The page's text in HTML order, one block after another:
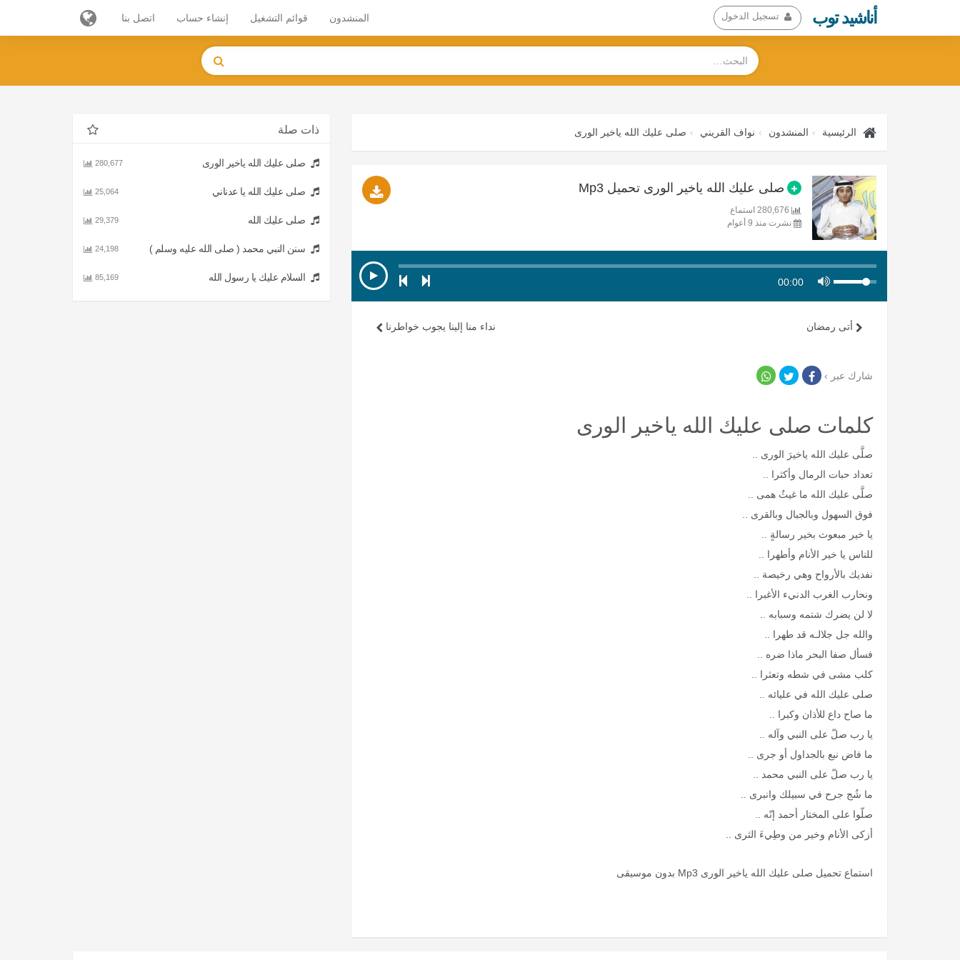
أناشيد توب تسجيل الدخول المنشدون قوائم التشغيل إنشاء حساب اتصل بنا
الرئيسية المنشدون نواف القريني صلى عليك الله ياخير الورى
صلى عليك الله ياخير الورى تحميل Mp3
نشرت منذ 9 أعوام
00:00
نداء منا إلينا يجوب خواطرنا أتى رمضان
شارك عبر ›
كلمات صلى عليك الله ياخير الورى
صلَّى عليك الله ياخيرَ الورى ..
تعداد حبات الرمال وأكثرا ..
صلَّى عليك الله ما غيثٌ همى ..
فوق السهول وبالجبال وبالقرى ..
يا خير مبعوث بخير رسالةٍ ..
للناس يا خير الأنام وأطهرا ..
نفديك بالأرواح وهي رخيصة ..
ونحارب الغرب الدنيء الأغبرا ..
لا لن يضرك شتمه وسبابه ..
والله جل جلالـه قد طهرا ..
فسأل صفا البحر ماذا ضره ..
كلب مشى في شطه وتعثرا ..
صلى عليك الله في عليائه ..
ما صاح داع للأذان وكبرا ..
يا رب صلّ على النبي وآله ..
ما فاض نبع بالجداول أو جرى ..
يا رب صلّ على النبي محمد ..
ما شُج جرح في سبيلك وانبرى ..
صلّوا على المختار أحمد إنّه ..
أزكى الأنام وخير من وطِيءَ الثرى ..
استماع تحميل صلى عليك الله ياخير الورى Mp3 بدون موسيقى
ذات صلة
صلى عليك الله ياخير الورى 280,677
صلى عليك الله يا عدناني 25,064
صلى عليك الله 29,379
سنن النبي محمد ( صلى الله عليه وسلم ) 24,198
السلام عليك يا رسول الله 85,169